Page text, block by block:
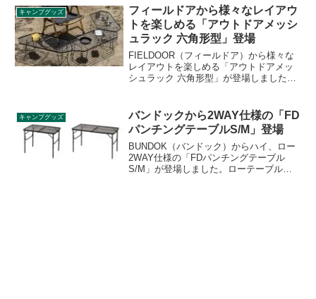
ム）別注のアンティークブラックで登場
です。詳細をレビューします。
キャンプグッズ
フィールドアから様々なレイアウ
トを楽しめる「アウトドアメッシ
ュラック 六角形型」登場
FIELDOOR（フィールドア）から様々な
レイアウトを楽しめる「アウトドアメッ
シュラック 六角形型」が登場しました。
になり、様々なレイアウトで設置できま
す。詳細をレビューします。
キャンプグッズ
バンドックから2WAY仕様の「FD
パンチングテーブルS/M」登場
BUNDOK（バンドック）からハイ、ロー
2WAY仕様の「FDパンチングテーブル
S/M」が登場しました。ローテーブル、